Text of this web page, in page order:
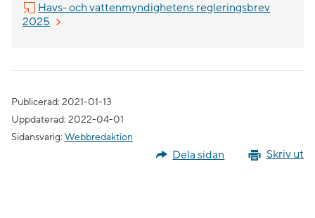
Havs- och vattenmyndighetens regleringsbrev
2025 Länk till annan webbplats.
Publicerad: 2021-01-13
Uppdaterad: 2022-04-01
Sidansvarig: Webbredaktion
Skriv ut
Dela sidan